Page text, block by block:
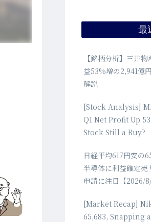
最
【銘柄分析】三井
益53%増の2,941億
解説
[Stock Analysis]
Q1 Net Profit Up
Stock Still a Buy?
日経平均617円安の
半導体に利益確定
申請に注目【2026/8/
[Market Recap]
65,683, Snapping